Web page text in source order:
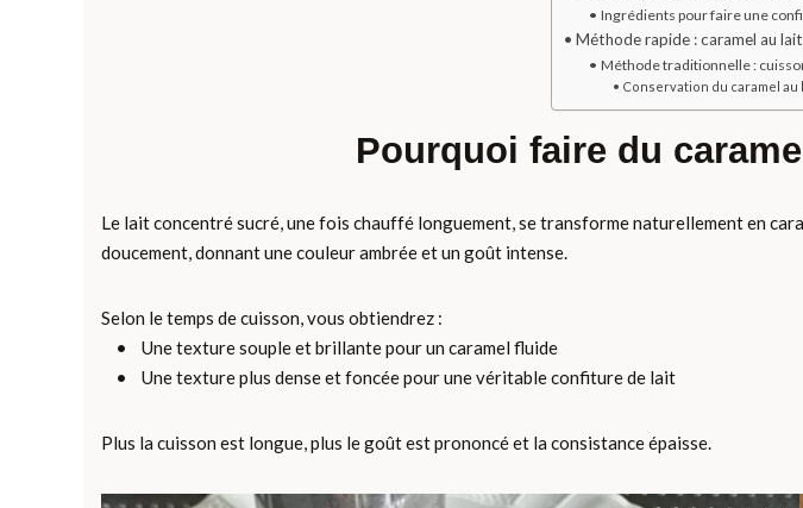
Ingrédients pour faire une
Méthode rapide : caramel au
Méthode traditionnelle :
Conservation du caramel
Pourquoi faire du
Le lait concentré sucré, une fois chauffé longuement, se transforme naturellement en
doucement, donnant une couleur ambrée et un goût intense.
Selon le temps de cuisson, vous obtiendrez :
• Une texture souple et brillante pour un caramel fluide
• Une texture plus dense et foncée pour une véritable confiture de lait
Plus la cuisson est longue, plus le goût est prononcé et la consistance épaisse.